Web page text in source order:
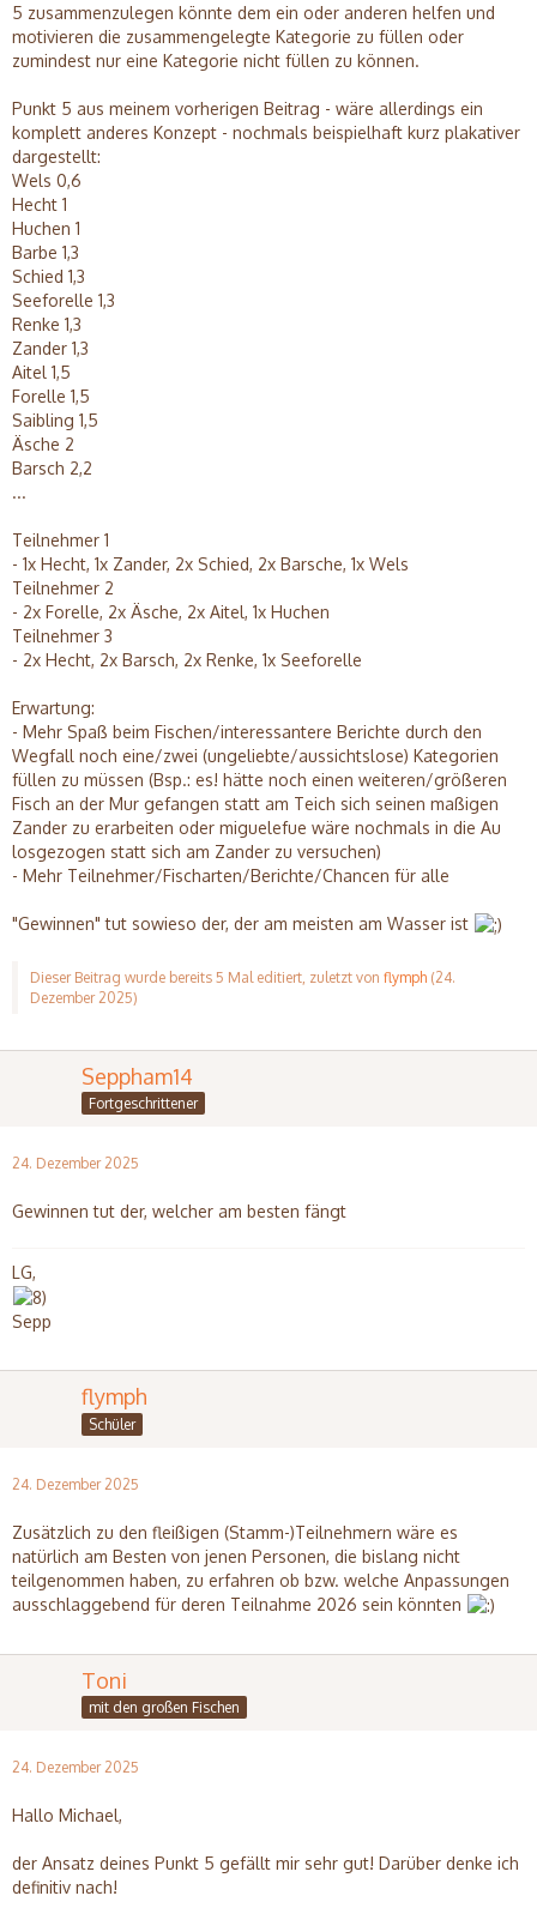
5 zusammenzulegen könnte dem ein oder anderen helfen und
motivieren die zusammengelegte Kategorie zu füllen oder
zumindest nur eine Kategorie nicht füllen zu können.
Punkt 5 aus meinem vorherigen Beitrag - wäre allerdings ein
komplett anderes Konzept - nochmals beispielhaft kurz plakativer
dargestellt:
Wels 0,6
Hecht 1
Huchen 1
Barbe 1,3
Schied 1,3
Seeforelle 1,3
Renke 1,3
Zander 1,3
Aitel 1,5
Forelle 1,5
Saibling 1,5
Äsche 2
Barsch 2,2
...
Teilnehmer 1
- 1x Hecht, 1x Zander, 2x Schied, 2x Barsche, 1x Wels
Teilnehmer 2
- 2x Forelle, 2x Äsche, 2x Aitel, 1x Huchen
Teilnehmer 3
- 2x Hecht, 2x Barsch, 2x Renke, 1x Seeforelle
Erwartung:
- Mehr Spaß beim Fischen/interessantere Berichte durch den
Wegfall noch eine/zwei (ungeliebte/aussichtslose) Kategorien
füllen zu müssen (Bsp.: es! hätte noch einen weiteren/größeren
Fisch an der Mur gefangen statt am Teich sich seinen maßigen
Zander zu erarbeiten oder miguelefue wäre nochmals in die Au
losgezogen statt sich am Zander zu versuchen)
- Mehr Teilnehmer/Fischarten/Berichte/Chancen für alle
"Gewinnen" tut sowieso der, der am meisten am Wasser ist
Dieser Beitrag wurde bereits 5 Mal editiert, zuletzt von flymph (24.
Dezember 2025)
Seppham14
Fortgeschrittener
24. Dezember 2025
Gewinnen tut der, welcher am besten fängt
LG,
Sepp
flymph
Schüler
24. Dezember 2025
Zusätzlich zu den fleißigen (Stamm-)Teilnehmern wäre es
natürlich am Besten von jenen Personen, die bislang nicht
teilgenommen haben, zu erfahren ob bzw. welche Anpassungen
ausschlaggebend für deren Teilnahme 2026 sein könnten
Toni
mit den großen Fischen
24. Dezember 2025
Hallo Michael,
der Ansatz deines Punkt 5 gefällt mir sehr gut! Darüber denke ich
definitiv nach!